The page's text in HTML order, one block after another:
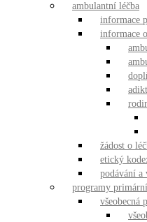
ambulantní léčba
informace
informace
žádost o
etický
podávání a
programy
všeobecná